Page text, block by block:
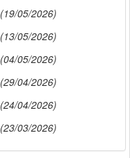
(19/05/2026)
(13/05/2026)
(04/05/2026)
(29/04/2026)
(24/04/2026)
(23/03/2026)